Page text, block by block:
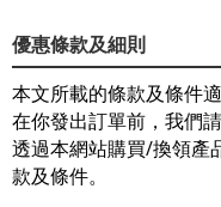
優惠條款及細則
本文所載的條款及條件
在你發出訂單前，我們
透過本網站購買/換領產
款及條件。